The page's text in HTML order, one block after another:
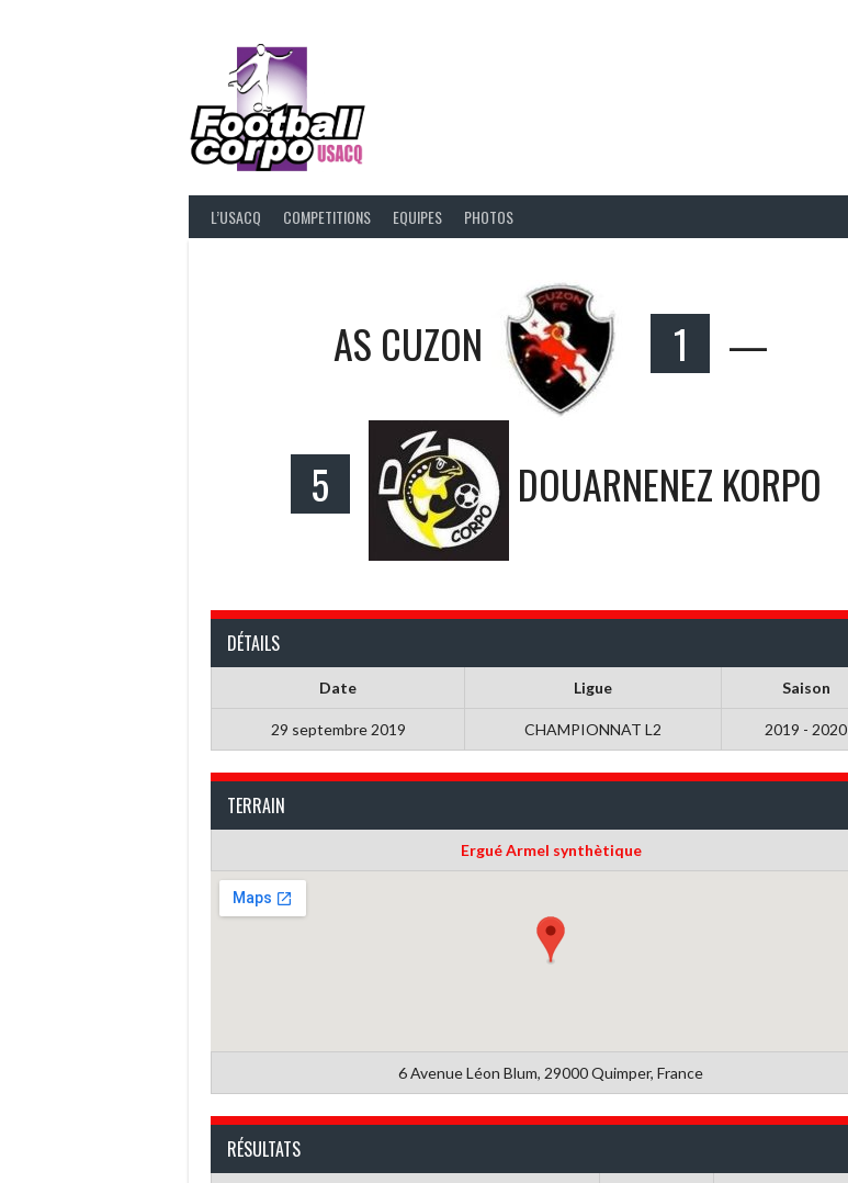
L’USACQ COMPETITIONS EQUIPES PHOTOS
AS CUZON 1 —
5 DOUARNENEZ KORPO
DÉTAILS
Date Ligue Saison
29 septembre 2019 CHAMPIONNAT L2 2019 - 2020
TERRAIN
Ergué Armel synthètique
6 Avenue Léon Blum, 29000 Quimper, France
RÉSULTATS